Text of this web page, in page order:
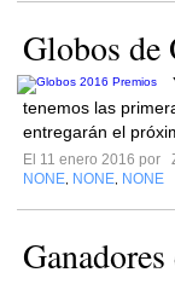
Globos de
tenemos las
entregarán el
El 11 enero 2016 por
NONE NONE NONE